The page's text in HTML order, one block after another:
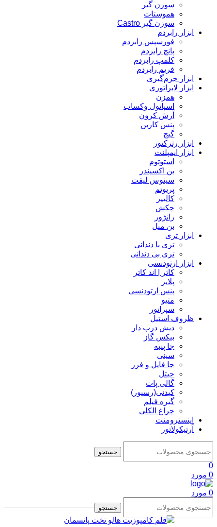
سوزن گیر
هموستات
سوزن گیر Castro
ابزار رابردم
فورسپس رابردم
پانچ رابردم
کلمپ رابردم
فریم رابردم
ابزار جرم‌گیری
ابزار لابراتوری
همزن
اسپاتول وکساب
آرش کرون
پنس کاربن
گیج
ابزار رترکتور
ابزار ایمپلنت
استوتوم
بن اکسپندر
سینوس لیفت
پریوتم
کالیپر
چکش
رانژور
بن میل
ابزار تری
تری با دندانی
تری بی دندانی
ابزار ارتودنسی
کاتر | اند کاتر
پلایر
پنس ارتودنسی
متیو
سپراتور
ظروف استیل
دیش درب دار
بیکس گاز
جا پنبه
سینی
جا فایل و فرز
چیتل
گالی پات
کیدنی(رسیور)
گیره فیلم
چراغ الکلی
اینسترومنت
آرتیکولاتور
جستجو
0
0 مورد
0 مورد
جستجو